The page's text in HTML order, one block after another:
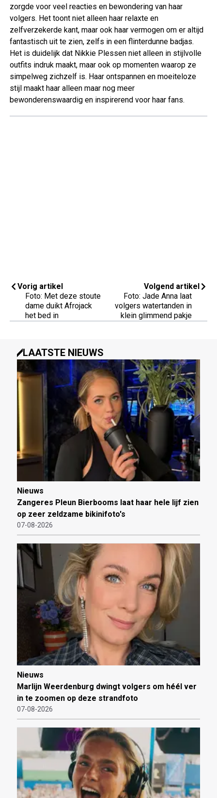
zorgde voor veel reacties en bewondering van haar
volgers. Het toont niet alleen haar relaxte en
zelfverzekerde kant, maar ook haar vermogen om er altijd
fantastisch uit te zien, zelfs in een flinterdunne badjas.
Het is duidelijk dat Nikkie Plessen niet alleen in stijlvolle
outfits indruk maakt, maar ook op momenten waarop ze
simpelweg zichzelf is. Haar ontspannen en moeiteloze
stijl maakt haar alleen maar nog meer
bewonderenswaardig en inspirerend voor haar fans.
Vorig artikel
Foto: Met deze stoute
dame duikt Afrojack
het bed in
Volgend artikel
Foto: Jade Anna laat
volgers watertanden in
klein glimmend pakje
LAATSTE NIEUWS
Nieuws
Zangeres Pleun Bierbooms laat haar hele lijf zien
op zeer zeldzame bikinifoto's
07-08-2026
Nieuws
Marlijn Weerdenburg dwingt volgers om héél ver
in te zoomen op deze strandfoto
07-08-2026